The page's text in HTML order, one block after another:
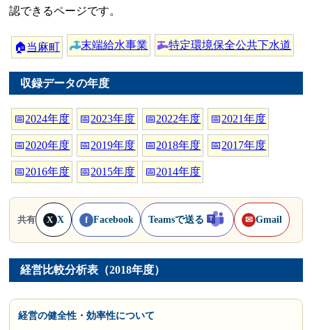
認できるページです。
🏠当麻町 末端給水事業 特定環境保全公共下水道
収録データの年度
📅2024年度 📅2023年度 📅2022年度 📅2021年度
📅2020年度 📅2019年度 📅2018年度 📅2017年度
📅2016年度 📅2015年度 📅2014年度
共有 X X f Facebook Teamsで送る ✉ Gmail
経営比較分析表（2018年度）
経営の健全性・効率性について